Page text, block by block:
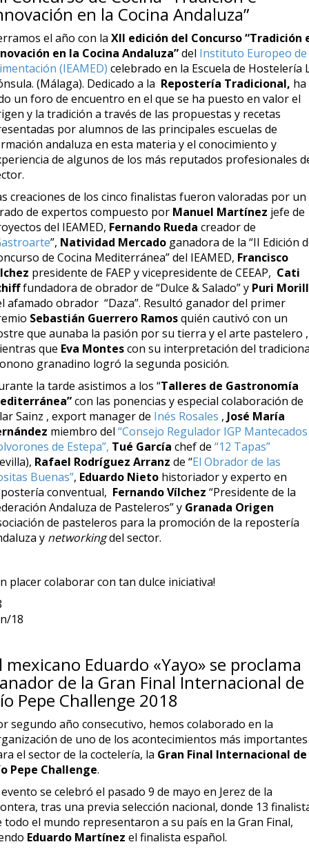
en la Cocina Andaluza”
el año con la XII edición del Concurso “Tradición
en la Cocina Andaluza”del Instituto Europeo de
(IEAMED) celebrado en la Escuela de Hostelería
(Málaga). Dedicado a la Repostería Tradicional, ha
un foro de encuentro en el que se ha puesto en valor el
y la tradición a través de las propuestas y recetas
por alumnos de las principales escuelas de
andaluza en esta materia y el conocimiento y
de algunos de los más reputados profesionales
creaciones de los cinco finalistas fueron valoradas por un
de expertos compuesto por Manuel Martínez jefe de
del IEAMED, Fernando Rueda creador de
”, Natividad Mercado ganadora de la “II Edición
de Cocina Mediterránea” del IEAMED, Francisco
presidente de FAEP y vicepresidente de CEEAP, Cati
fundadora de obrador de “Dulce & Salado” y Puri
afamado obrador “Daza”. Resultó ganador del primer
Sebastián Guerrero Ramosquién cautivó con un
que aunaba la pasión por su tierra y el arte pastelero ,
que Eva Montescon su interpretación del
granadino logró la segunda posición.
la tarde asistimos a los “Talleres de Gastronomía
con las ponencias y especial colaboración de
Sainz , export manager de Inés Rosales , José María
miembro del “Consejo Regulador IGP
de Estepa”, Tué García chef de “12 Tapas”
Rafael Rodríguez Arranz de “El Obrador de las
Buenas”, Eduardo Nieto historiador y experto en
conventual, Fernando Vílchez “Presidente de la
Andaluza de Pasteleros” y Granada Origen
de pasteleros para la promoción de la repostería
y networkingdel sector.
placer colaborar con tan dulce iniciativa!
18
mexicano Eduardo «Yayo» se proclama
de la Gran Final Internacional de
Pepe Challenge 2018
segundo año consecutivo, hemos colaborado en la
de uno de los acontecimientos más importantes
el sector de la coctelería, la Gran Final Internacional de
Pepe Challenge.
evento se celebró el pasado 9 de mayo en Jerez de la
tras una previa selección nacional, donde 13
todo el mundo representaron a su país en la Gran Final,
Eduardo Martínez el finalista español.